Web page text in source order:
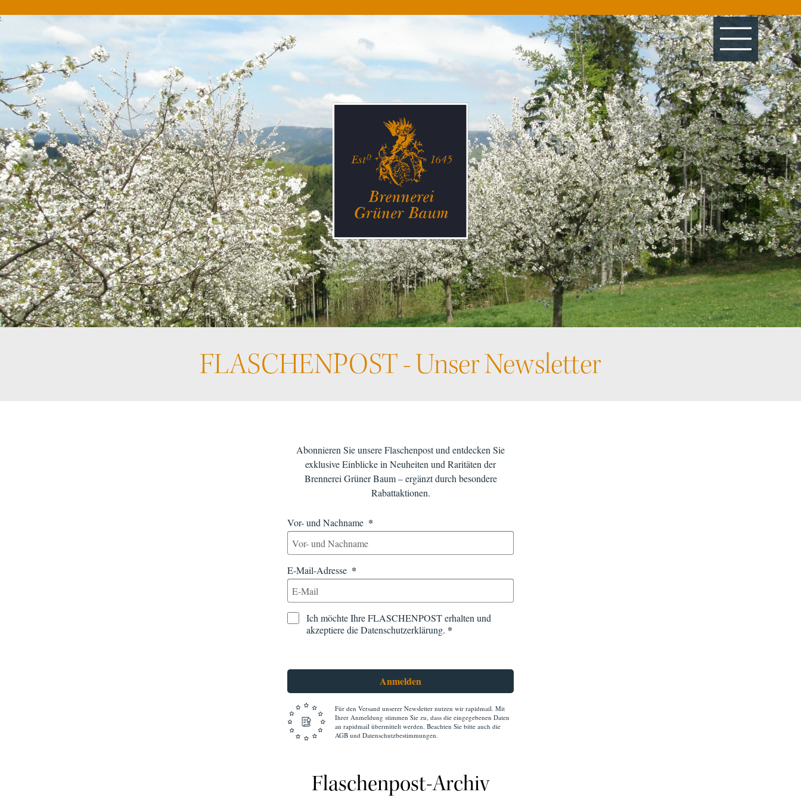
Start
Destillate kaufen
Brennerei erleben
Degustation & Events
Angebote
Flaschenpost
Shop
FLASCHEN­POST - Unser Newsletter
Abonnieren Sie unsere Flaschenpost und entdecken Sie
exklusive Einblicke in Neuheiten und Raritäten der
Brennerei Grüner Baum – ergänzt durch besondere
Rabattaktionen.
Vor- und Nachname
E-Mail-Adresse
Ich möchte Ihre FLASCHENPOST erhalten und
akzeptiere die Datenschutzerklärung.
Anmelden
Für den Versand unserer Newsletter nutzen wir rapidmail. Mit
Ihrer Anmeldung stimmen Sie zu, dass die eingegebenen Daten
an rapidmail übermittelt werden. Beachten Sie bitte auch die
AGB und Datenschutzbestimmungen.
Flaschenpost-Archiv